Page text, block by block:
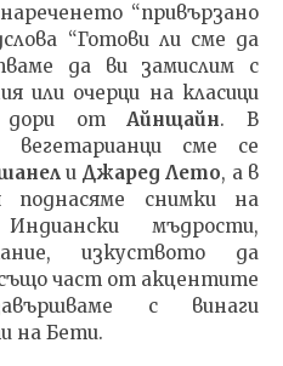
ЗЕЛЕНИ АКЦЕНТИ
2014
“привързано
“Готови ли сме да
да ви замислим с
или очерци на класици
отАйнщайн. В
вегетарианци сме се
и Джаред Лето, а в
поднасяме снимки на
мъдрости,
изкуството да
също част от акцентите
с винаги
на Бети.